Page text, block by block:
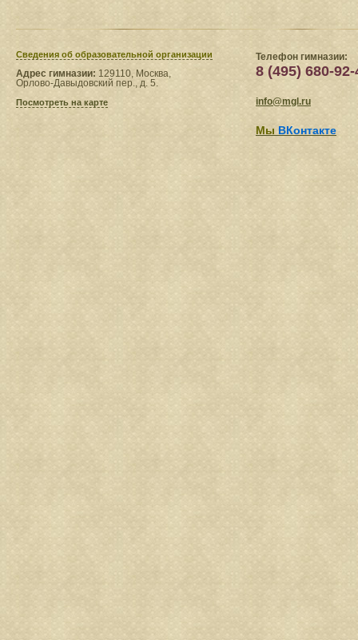
Сведения​ об образовательной организации
Адрес гимназии: 129110, Москва,
Орлово-Давыдовский пер., д. 5.
Посмотреть на карте
Телефон гимназии:
8 (495) 680-92-
info@mgl.ru
Мы ВКонтакте